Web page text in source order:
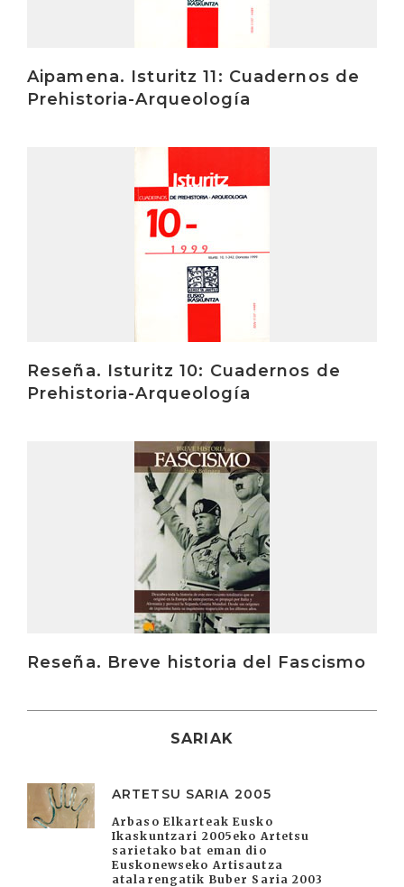
Aipamena. Isturitz 11: Cuadernos de
Prehistoria-Arqueología
Reseña. Isturitz 10: Cuadernos de
Prehistoria-Arqueología
Reseña. Breve historia del Fascismo
SARIAK
ARTETSU SARIA 2005
Arbaso Elkarteak Eusko
Ikaskuntzari 2005eko Artetsu
sarietako bat eman dio
Euskonewseko Artisautza
atalarengatik Buber Saria 2003